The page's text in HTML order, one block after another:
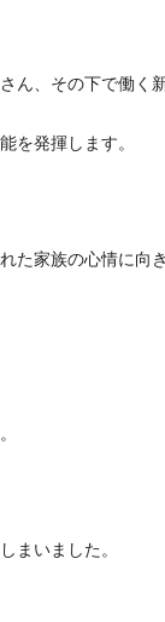
ん、その下で働く
を発揮します。
た家族の心情に向
まいました。